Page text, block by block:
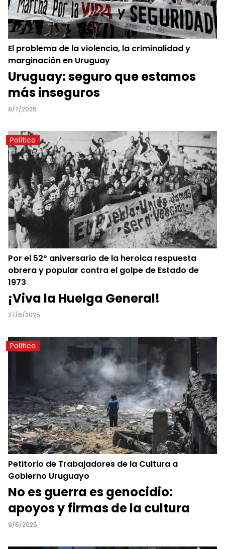
El problema de la violencia, la criminalidad y
marginación en Uruguay
Uruguay: seguro que estamos
más inseguros
8/7/2025
Política
Por el 52º aniversario de la heroica respuesta
obrera y popular contra el golpe de Estado de
1973
¡Viva la Huelga General!
27/6/2025
Política
Petitorio de Trabajadores de la Cultura a
Gobierno Uruguayo
No es guerra es genocidio:
apoyos y firmas de la cultura
9/6/2025